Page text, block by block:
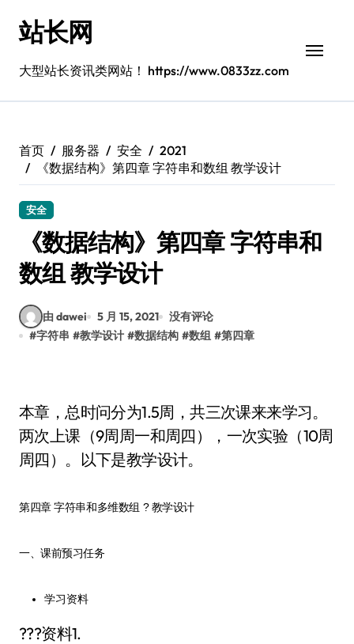
站长网
大型站长资讯类网站！ https://www.0833zz.com
首页 服务器 安全
2021
《数据结构》第四章 字符串和数组 教学设计
安全
《数据结构》第四章 字符串和
数组 教学设计
由 dawei 5 月 15, 2021
没有评论
#字符串 #教学设计 #数据结构 #数组 #第四章
本章，总时问分为1.5周，共三次课来来学习。
两次上课（9周周一和周四），一次实验（10周
周四）。以下是教学设计。
第四章 字符串和多维数组 ? 教学设计
一、课前预习任务
学习资料
???资料1.